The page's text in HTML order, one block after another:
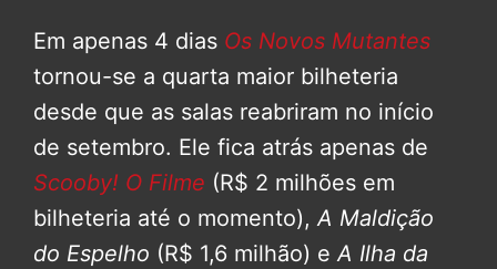
Em apenas 4 dias Os Novos Mutantes
tornou-se a quarta maior bilheteria
desde que as salas reabriram no início
de setembro. Ele fica atrás apenas de
Scooby! O Filme (R$ 2 milhões em
bilheteria até o momento),A Maldição
do Espelho (R$ 1,6 milhão) eA Ilha da